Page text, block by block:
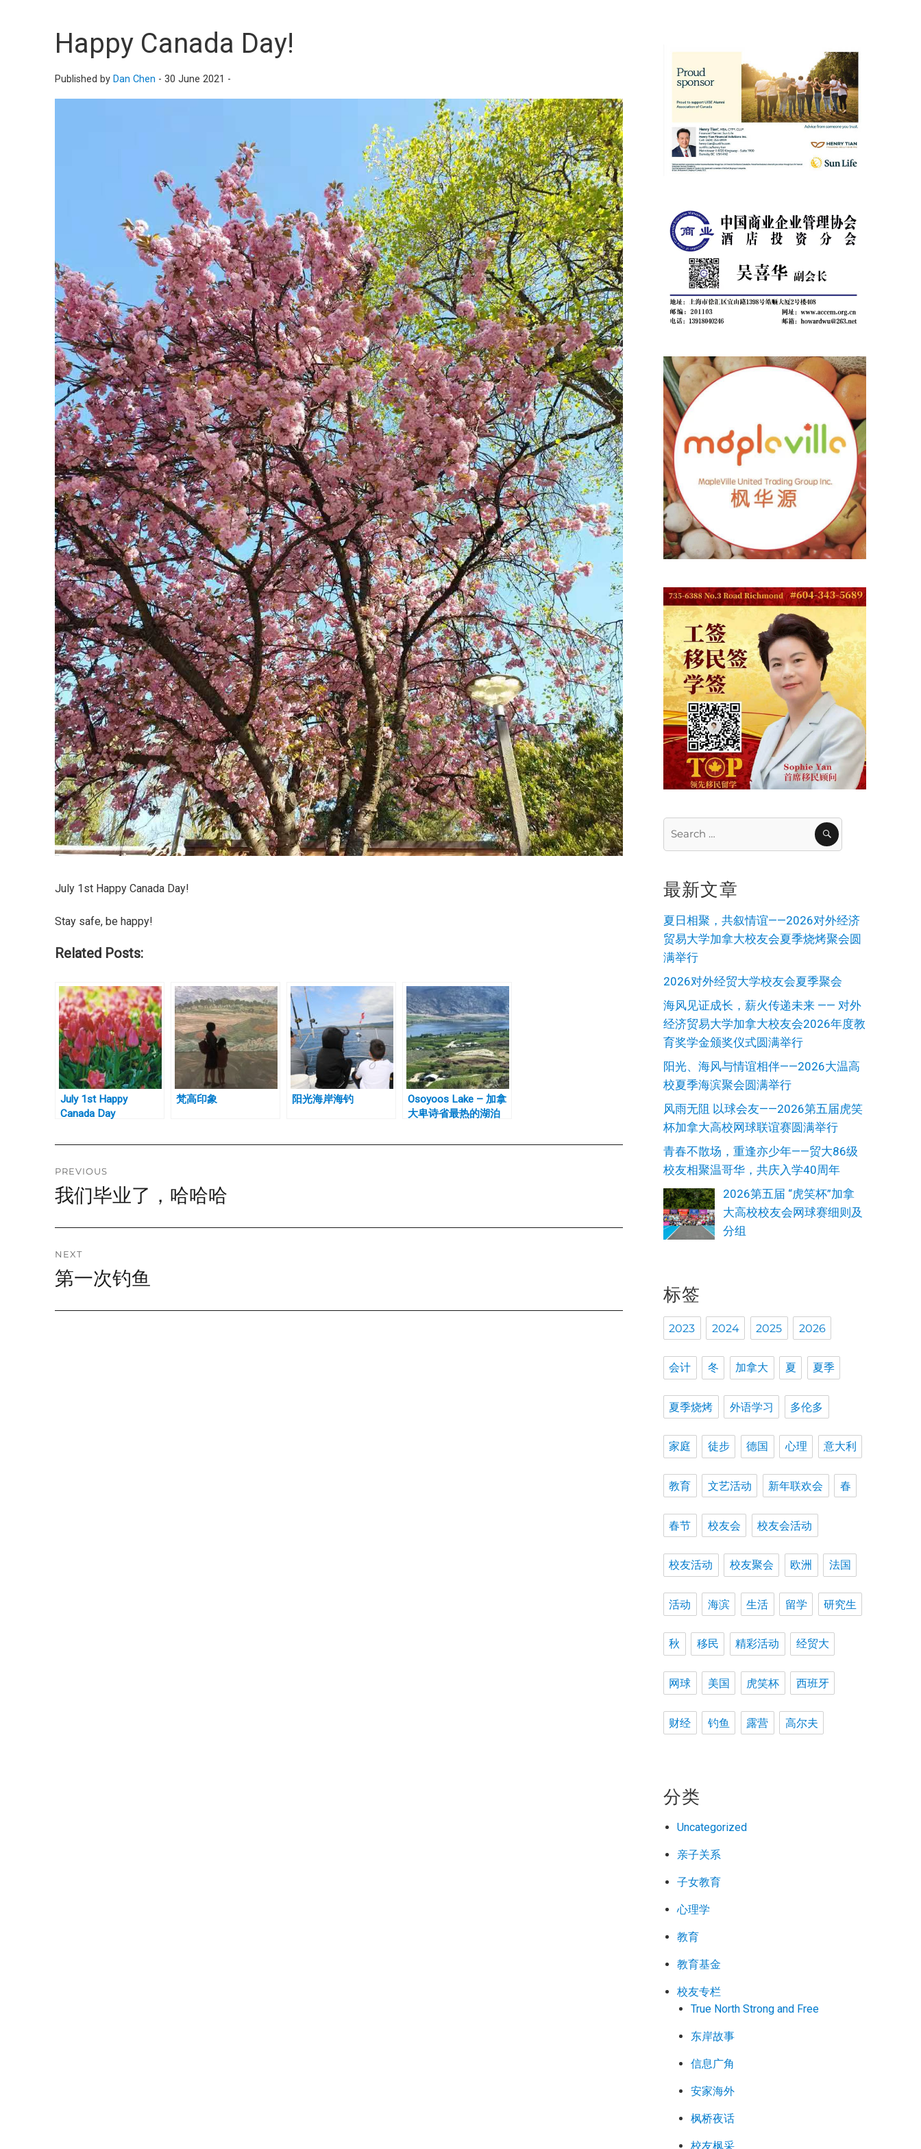
Happy Canada Day!
Published by Dan Chen -30 June 2021 -
July 1st Happy Canada Day!
Stay safe, be happy!
Related Posts:
July 1st Happy
Canada Day
梵高印象 阳光海岸海钓
Osoyoos Lake – 加拿
大卑诗省最热的湖泊
Post
navigation
PREVIOUS
Previous
我们毕业了，哈哈哈
NEXT
Next
第一次钓鱼
SEARCH
最新文章
夏日相聚，共叙情谊——2026对外经济
贸易大学加拿大校友会夏季烧烤聚会圆
满举行
2026对外经贸大学校友会夏季聚会
海风见证成长，薪火传递未来 —— 对外
经济贸易大学加拿大校友会2026年度教
育奖学金颁奖仪式圆满举行
阳光、海风与情谊相伴——2026大温高
校夏季海滨聚会圆满举行
风雨无阻 以球会友——2026第五届虎笑
杯加拿大高校网球联谊赛圆满举行
青春不散场，重逢亦少年——贸大86级
校友相聚温哥华，共庆入学40周年
2026第五届 “虎笑杯”加拿
大高校校友会网球赛细则及
分组
标签
2023 2024 2025 2026
会计 冬 加拿大 夏 夏季
夏季烧烤 外语学习 多伦多
家庭 徒步 德国 心理 意大利
教育 文艺活动 新年联欢会 春
春节 校友会 校友会活动
校友活动 校友聚会 欧洲 法国
活动 海滨 生活 留学 研究生
秋 移民 精彩活动 经贸大
网球 美国 虎笑杯 西班牙
财经 钓鱼 露营 高尔夫
分类
Uncategorized
亲子关系
子女教育
心理学
教育
教育基金
校友专栏
True North Strong and Free
东岸故事
信息广角
安家海外
枫桥夜话
校友枫采